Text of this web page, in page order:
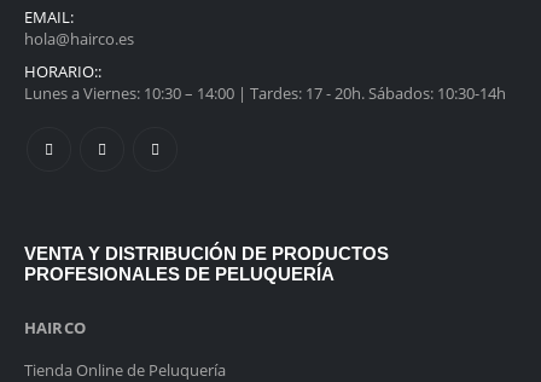
EMAIL:
hola@hairco.es
HORARIO::
Lunes a Viernes: 10:30 – 14:00 | Tardes: 17 - 20h. Sábados: 10:30-14h
VENTA Y DISTRIBUCIÓN DE PRODUCTOS
PROFESIONALES DE PELUQUERÍA
HAIRCO
Tienda Online de Peluquería